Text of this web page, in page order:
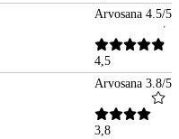
Arvosana 4.5/5
4,5
Arvosana 3.8/5
3,8